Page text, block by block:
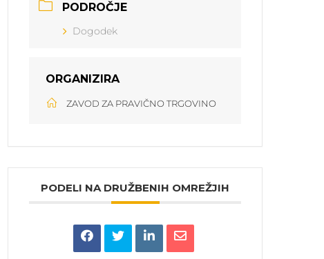
PODROČJE
Dogodek
ORGANIZIRA
ZAVOD ZA PRAVIČNO TRGOVINO
PODELI NA DRUŽBENIH OMREŽJIH